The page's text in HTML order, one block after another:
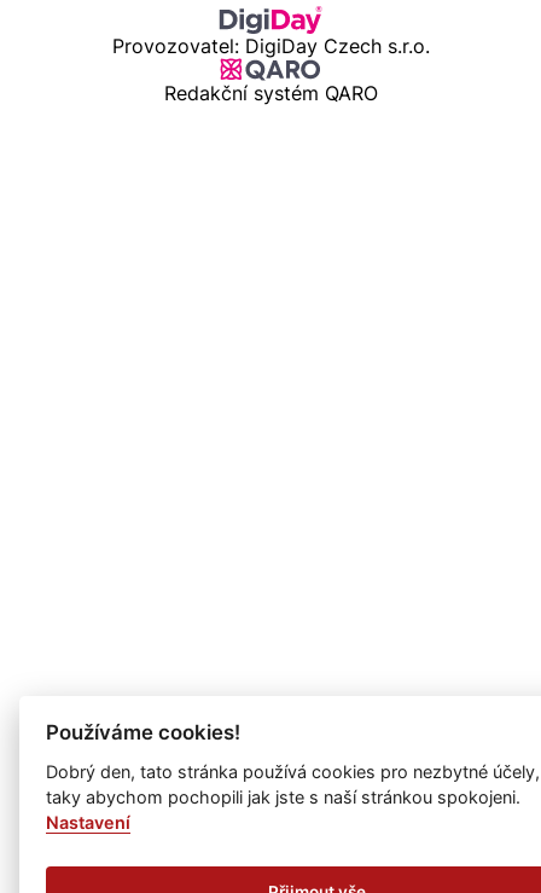
Provozovatel: DigiDay Czech s.r.o.
Redakční systém QARO
Používáme cookies!
Dobrý den, tato stránka používá cookies pro nezbytné
taky abychom pochopili jak jste s naší stránkou spokojeni.
Nastavení